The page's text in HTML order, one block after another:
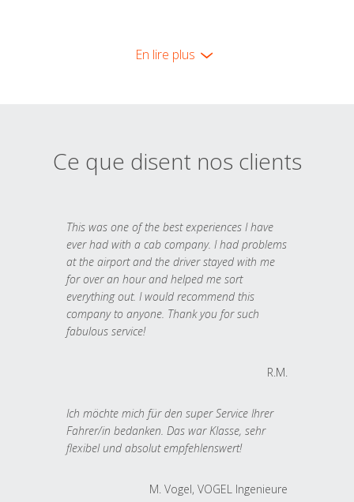
En lire plus
Ce que disent nos clients
This was one of the best experiences I have
ever had with a cab company. I had problems
at the airport and the driver stayed with me
for over an hour and helped me sort
everything out. I would recommend this
company to anyone. Thank you for such
fabulous service!
R.M.
Ich möchte mich für den super Service Ihrer
Fahrer/in bedanken. Das war Klasse, sehr
flexibel und absolut empfehlenswert!
M. Vogel, VOGEL Ingenieure